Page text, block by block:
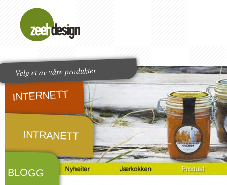
Velg et av våre produkter
INTERNETT
INTRANETT
BLOGG